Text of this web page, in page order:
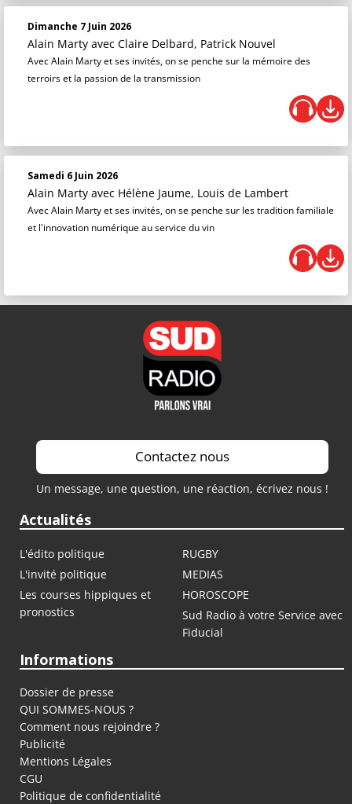
Dimanche 7 Juin 2026
Alain Marty avec Claire Delbard, Patrick Nouvel
Avec Alain Marty et ses invités, on se penche sur la mémoire des
terroirs et la passion de la transmission
Samedi 6 Juin 2026
Alain Marty avec Hélène Jaume, Louis de Lambert
Avec Alain Marty et ses invités, on se penche sur les tradition familiale
et l'innovation numérique au service du vin
Contactez nous
Un message, une question, une réaction, écrivez nous !
Actualités
L'édito politique
RUGBY
L'invité politique
MEDIAS
Les courses hippiques et
pronostics
HOROSCOPE
Sud Radio à votre Service avec
Fiducial
Informations
Dossier de presse
QUI SOMMES-NOUS ?
Comment nous rejoindre ?
Publicité
Mentions Légales
CGU
Politique de confidentialité